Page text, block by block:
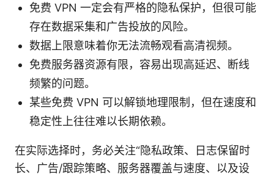
免费 VPN 一定会有严格的隐私保护，但很可能
存在数据采集和广告投放的风险。
数据上限意味着你无法流畅观看高清视频。
免费服务器资源有限，容易出现高延迟、断线
频繁的问题。
某些免费 VPN 可以解锁地理限制，但在速度和
稳定性上往往难以长期依赖。
在实际选择时，务必关注“隐私政策、日志保留时
长、广告/跟踪策略、服务器覆盖与速度、以及设